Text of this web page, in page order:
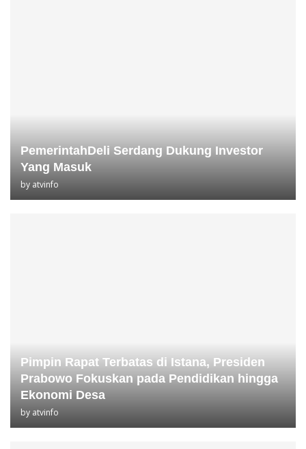
PemerintahDeli Serdang Dukung Investor
Yang Masuk
by atvinfo
Pimpin Rapat Terbatas di Istana, Presiden
Prabowo Fokuskan pada Pendidikan hingga
Ekonomi Desa
by atvinfo